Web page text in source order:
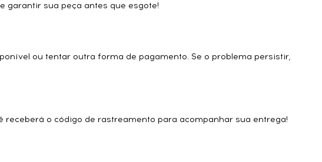
garantir sua peça antes que esgote!
ou tentar outra forma de pagamento. Se o problema persistir,
o código de rastreamento para acompanhar sua entrega!